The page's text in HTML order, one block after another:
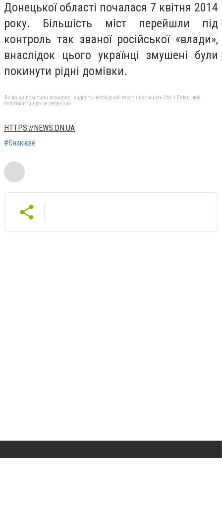
Донецької області почалася 7 квітня 2014
року. Більшість міст перейшли під
контроль так званої російської «влади»,
внаслідок цього українці змушені були
покинути рідні домівки.
Якщо ви помітили помилку, виділіть необхідний текст і натисніть Ctrl + Enter, щоб
повідомити про це редакцію
HTTPS://NEWS.DN.UA
#Єнакієве